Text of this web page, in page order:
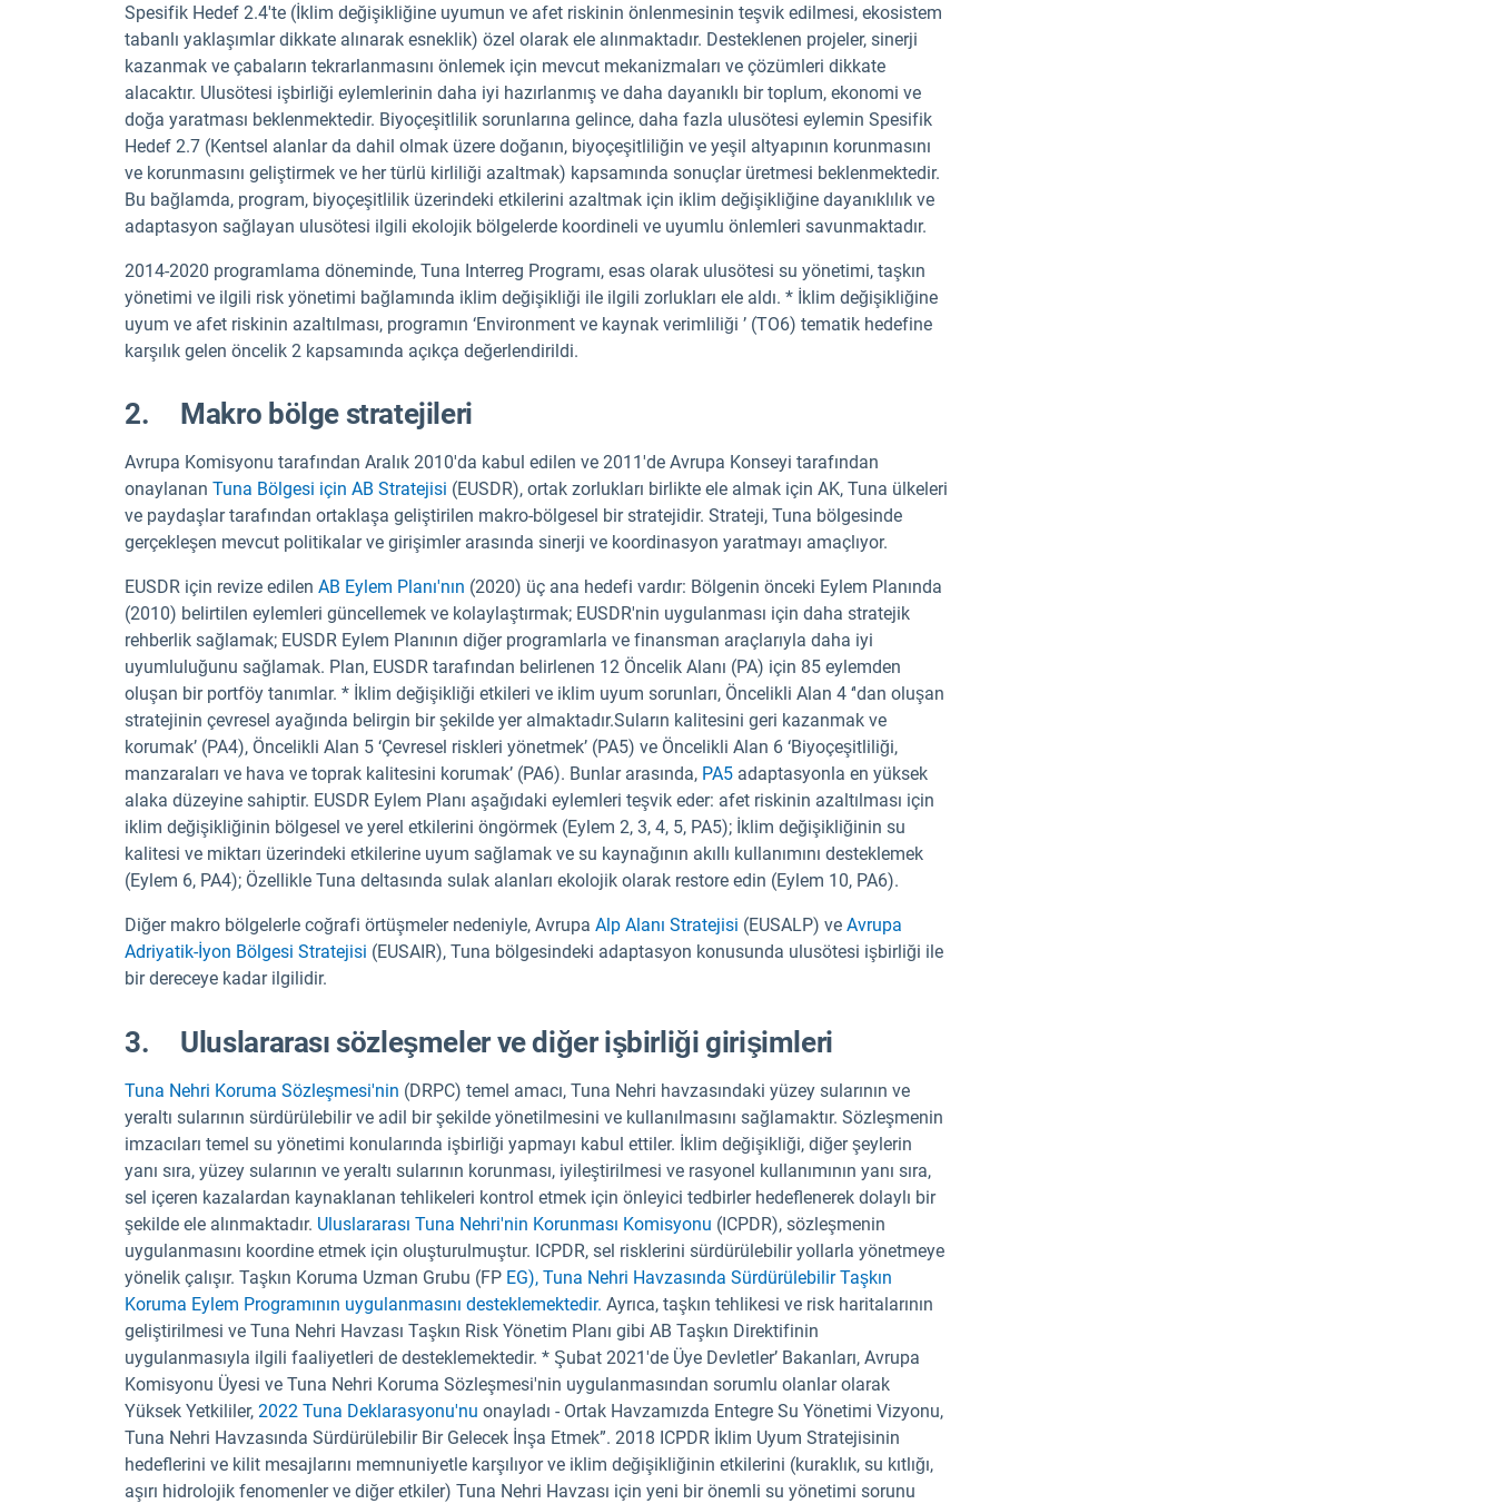
Spesifik Hedef 2.4'te (İklim değişikliğine uyumun ve afet riskinin önlenmesinin teşvik edilmesi, ekosistem
tabanlı yaklaşımlar dikkate alınarak esneklik) özel olarak ele alınmaktadır. Desteklenen projeler, sinerji
kazanmak ve çabaların tekrarlanmasını önlemek için mevcut mekanizmaları ve çözümleri dikkate
alacaktır. Ulusötesi işbirliği eylemlerinin daha iyi hazırlanmış ve daha dayanıklı bir toplum, ekonomi ve
doğa yaratması beklenmektedir. Biyoçeşitlilik sorunlarına gelince, daha fazla ulusötesi eylemin Spesifik
Hedef 2.7 (Kentsel alanlar da dahil olmak üzere doğanın, biyoçeşitliliğin ve yeşil altyapının korunmasını
ve korunmasını geliştirmek ve her türlü kirliliği azaltmak) kapsamında sonuçlar üretmesi beklenmektedir.
Bu bağlamda, program, biyoçeşitlilik üzerindeki etkilerini azaltmak için iklim değişikliğine dayanıklılık ve
adaptasyon sağlayan ulusötesi ilgili ekolojik bölgelerde koordineli ve uyumlu önlemleri savunmaktadır.
2014-2020 programlama döneminde, Tuna Interreg Programı, esas olarak ulusötesi su yönetimi, taşkın
yönetimi ve ilgili risk yönetimi bağlamında iklim değişikliği ile ilgili zorlukları ele aldı. * İklim değişikliğine
uyum ve afet riskinin azaltılması, programın ‘Environment ve kaynak verimliliği ’ (TO6) tematik hedefine
karşılık gelen öncelik 2 kapsamında açıkça değerlendirildi.
2. Makro bölge stratejileri
Avrupa Komisyonu tarafından Aralık 2010'da kabul edilen ve 2011'de Avrupa Konseyi tarafından
onaylanan Tuna Bölgesi için AB Stratejisi (EUSDR), ortak zorlukları birlikte ele almak için AK, Tuna ülkeleri
ve paydaşlar tarafından ortaklaşa geliştirilen makro-bölgesel bir stratejidir. Strateji, Tuna bölgesinde
gerçekleşen mevcut politikalar ve girişimler arasında sinerji ve koordinasyon yaratmayı amaçlıyor.
EUSDR için revize edilen AB Eylem Planı'nın (2020) üç ana hedefi vardır: Bölgenin önceki Eylem Planında
(2010) belirtilen eylemleri güncellemek ve kolaylaştırmak; EUSDR'nin uygulanması için daha stratejik
rehberlik sağlamak; EUSDR Eylem Planının diğer programlarla ve finansman araçlarıyla daha iyi
uyumluluğunu sağlamak. Plan, EUSDR tarafından belirlenen 12 Öncelik Alanı (PA) için 85 eylemden
oluşan bir portföy tanımlar. * İklim değişikliği etkileri ve iklim uyum sorunları, Öncelikli Alan 4 ‘'dan oluşan
stratejinin çevresel ayağında belirgin bir şekilde yer almaktadır.Suların kalitesini geri kazanmak ve
korumak’ (PA4), Öncelikli Alan 5 ‘Çevresel riskleri yönetmek’ (PA5) ve Öncelikli Alan 6 ‘Biyoçeşitliliği,
manzaraları ve hava ve toprak kalitesini korumak’ (PA6). Bunlar arasında, PA5 adaptasyonla en yüksek
alaka düzeyine sahiptir. EUSDR Eylem Planı aşağıdaki eylemleri teşvik eder: afet riskinin azaltılması için
iklim değişikliğinin bölgesel ve yerel etkilerini öngörmek (Eylem 2, 3, 4, 5, PA5); İklim değişikliğinin su
kalitesi ve miktarı üzerindeki etkilerine uyum sağlamak ve su kaynağının akıllı kullanımını desteklemek
(Eylem 6, PA4); Özellikle Tuna deltasında sulak alanları ekolojik olarak restore edin (Eylem 10, PA6).
Diğer makro bölgelerle coğrafi örtüşmeler nedeniyle, Avrupa Alp Alanı Stratejisi (EUSALP) ve Avrupa
Adriyatik-İyon Bölgesi Stratejisi (EUSAIR), Tuna bölgesindeki adaptasyon konusunda ulusötesi işbirliği ile
bir dereceye kadar ilgilidir.
3. Uluslararası sözleşmeler ve diğer işbirliği girişimleri
Tuna Nehri Koruma Sözleşmesi'nin (DRPC) temel amacı, Tuna Nehri havzasındaki yüzey sularının ve
yeraltı sularının sürdürülebilir ve adil bir şekilde yönetilmesini ve kullanılmasını sağlamaktır. Sözleşmenin
imzacıları temel su yönetimi konularında işbirliği yapmayı kabul ettiler. İklim değişikliği, diğer şeylerin
yanı sıra, yüzey sularının ve yeraltı sularının korunması, iyileştirilmesi ve rasyonel kullanımının yanı sıra,
sel içeren kazalardan kaynaklanan tehlikeleri kontrol etmek için önleyici tedbirler hedeflenerek dolaylı bir
şekilde ele alınmaktadır. Uluslararası Tuna Nehri'nin Korunması Komisyonu (ICPDR), sözleşmenin
uygulanmasını koordine etmek için oluşturulmuştur. ICPDR, sel risklerini sürdürülebilir yollarla yönetmeye
yönelik çalışır. Taşkın Koruma Uzman Grubu (FP EG), Tuna Nehri Havzasında Sürdürülebilir Taşkın
Koruma Eylem Programının uygulanmasını desteklemektedir. Ayrıca, taşkın tehlikesi ve risk haritalarının
geliştirilmesi ve Tuna Nehri Havzası Taşkın Risk Yönetim Planı gibi AB Taşkın Direktifinin
uygulanmasıyla ilgili faaliyetleri de desteklemektedir. * Şubat 2021'de Üye Devletler’ Bakanları, Avrupa
Komisyonu Üyesi ve Tuna Nehri Koruma Sözleşmesi'nin uygulanmasından sorumlu olanlar olarak
Yüksek Yetkililer, 2022 Tuna Deklarasyonu'nu onayladı - Ortak Havzamızda Entegre Su Yönetimi Vizyonu,
Tuna Nehri Havzasında Sürdürülebilir Bir Gelecek İnşa Etmek”. 2018 ICPDR İklim Uyum Stratejisinin
hedeflerini ve kilit mesajlarını memnuniyetle karşılıyor ve iklim değişikliğinin etkilerini (kuraklık, su kıtlığı,
aşırı hidrolojik fenomenler ve diğer etkiler) Tuna Nehri Havzası için yeni bir önemli su yönetimi sorunu